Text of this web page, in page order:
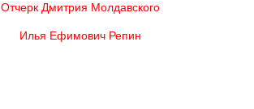
Отчерк Дмитрия Молдавского
Илья Ефимович Репин